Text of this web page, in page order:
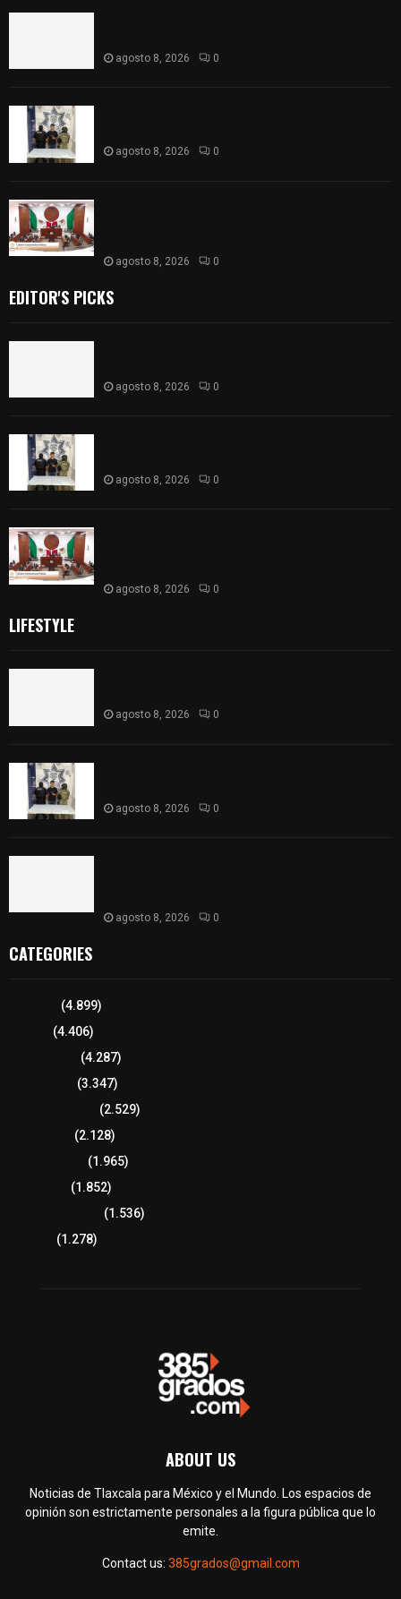
agosto 8, 2026 0
agosto 8, 2026 0
agosto 8, 2026 0
EDITOR'S PICKS
agosto 8, 2026 0
agosto 8, 2026 0
agosto 8, 2026 0
LIFESTYLE
agosto 8, 2026 0
agosto 8, 2026 0
agosto 8, 2026 0
CATEGORIES
(4.899)
(4.406)
(4.287)
(3.347)
(2.529)
(2.128)
(1.965)
(1.852)
(1.536)
(1.278)
ABOUT US
Noticias de Tlaxcala para México y el Mundo. Los espacios de
opinión son estrictamente personales a la figura pública que lo
emite.
Contact us: 385grados@gmail.com